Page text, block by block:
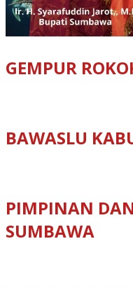
GEMPUR
BAWASLU
PIMPINAN
SUMBAWA